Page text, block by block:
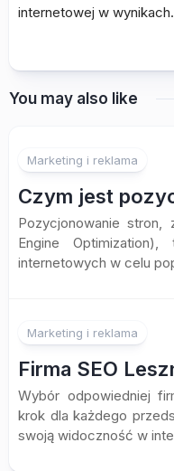
internetowej w
You may also like
Marketing i reklama
Czym jest
Pozycjonowanie stron,
Engine
internetowych w celu
Marketing i reklama
Firma SEO
Wybór odpowiedniej
krok dla każdego
swoją widoczność w